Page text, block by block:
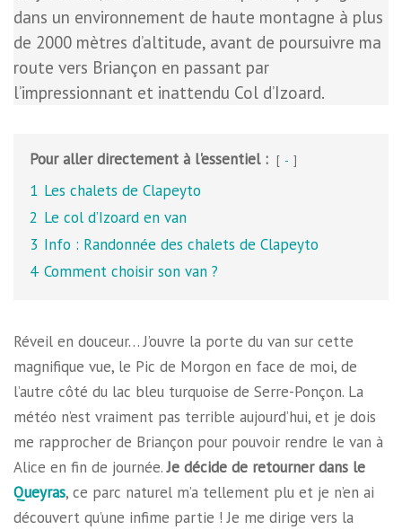
dans un environnement de haute montagne à plus
de 2000 mètres d’altitude, avant de poursuivre ma
route vers Briançon en passant par
l’impressionnant et inattendu Col d’Izoard.
Pour aller directement à l'essentiel : -
1 Les chalets de Clapeyto
2 Le col d’Izoard en van
3 Info : Randonnée des chalets de Clapeyto
4 Comment choisir son van ?
Réveil en douceur… J’ouvre la porte du van sur cette
magnifique vue, le Pic de Morgon en face de moi, de
l’autre côté du lac bleu turquoise de Serre-Ponçon. La
météo n’est vraiment pas terrible aujourd’hui, et je dois
me rapprocher de Briançon pour pouvoir rendre le van à
Alice en fin de journée.Je décide de retourner dans le
Queyras, ce parc naturel m’a tellement plu et je n’en ai
découvert qu’une infime partie ! Je me dirige vers la